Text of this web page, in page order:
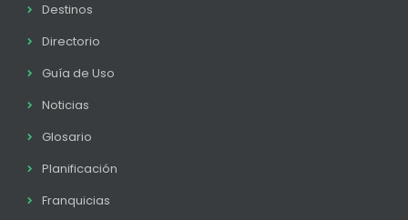
Destinos
Directorio
Guía de Uso
Noticias
Glosario
Planificación
Franquicias